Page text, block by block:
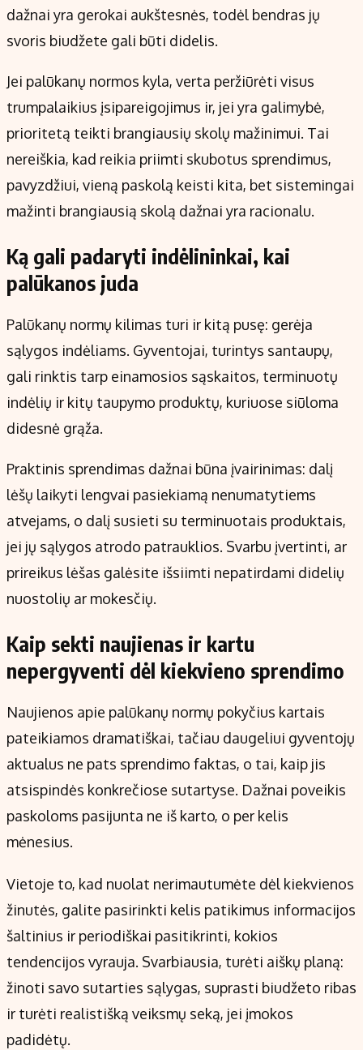
dažnai yra gerokai aukštesnės, todėl bendras jų
svoris biudžete gali būti didelis.
Jei palūkanų normos kyla, verta peržiūrėti visus
trumpalaikius įsipareigojimus ir, jei yra galimybė,
prioritetą teikti brangiausių skolų mažinimui. Tai
nereiškia, kad reikia priimti skubotus sprendimus,
pavyzdžiui, vieną paskolą keisti kita, bet sistemingai
mažinti brangiausią skolą dažnai yra racionalu.
Ką gali padaryti indėlininkai, kai
palūkanos juda
Palūkanų normų kilimas turi ir kitą pusę: gerėja
sąlygos indėliams. Gyventojai, turintys santaupų,
gali rinktis tarp einamosios sąskaitos, terminuotų
indėlių ir kitų taupymo produktų, kuriuose siūloma
didesnė grąža.
Praktinis sprendimas dažnai būna įvairinimas: dalį
lėšų laikyti lengvai pasiekiamą nenumatytiems
atvejams, o dalį susieti su terminuotais produktais,
jei jų sąlygos atrodo patrauklios. Svarbu įvertinti, ar
prireikus lėšas galėsite išsiimti nepatirdami didelių
nuostolių ar mokesčių.
Kaip sekti naujienas ir kartu
nepergyventi dėl kiekvieno sprendimo
Naujienos apie palūkanų normų pokyčius kartais
pateikiamos dramatiškai, tačiau daugeliui gyventojų
aktualus ne pats sprendimo faktas, o tai, kaip jis
atsispindės konkrečiose sutartyse. Dažnai poveikis
paskoloms pasijunta ne iš karto, o per kelis
mėnesius.
Vietoje to, kad nuolat nerimautumėte dėl kiekvienos
žinutės, galite pasirinkti kelis patikimus informacijos
šaltinius ir periodiškai pasitikrinti, kokios
tendencijos vyrauja. Svarbiausia, turėti aiškų planą:
žinoti savo sutarties sąlygas, suprasti biudžeto ribas
ir turėti realistišką veiksmų seką, jei įmokos
padidėtų.